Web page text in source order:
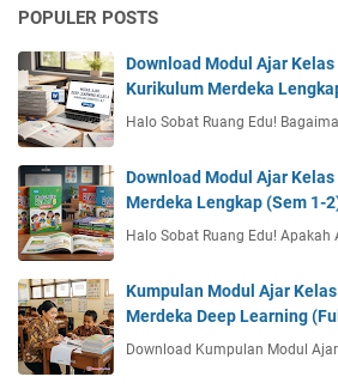
POPULER POSTS
Download Modul Ajar
Kurikulum Merdeka
Halo Sobat Ruang Edu!
Download Modul Ajar
Merdeka Lengkap (Sem 1-
Halo Sobat Ruang Edu! Apakah
Kumpulan Modul Ajar
Merdeka Deep Learning
Download Kumpulan Modul